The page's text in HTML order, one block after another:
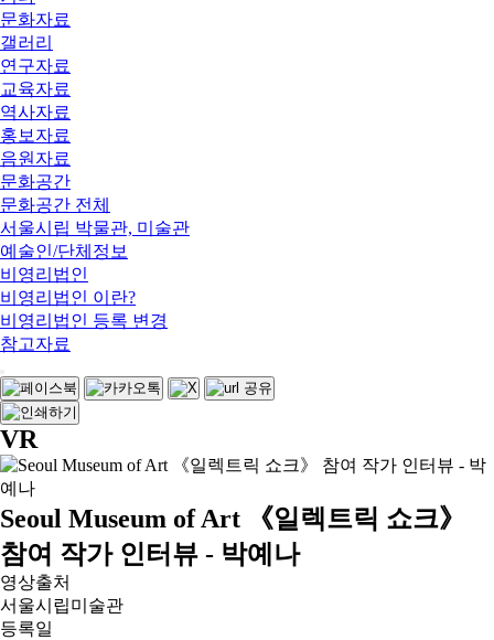
문화자료
갤러리
연구자료
교육자료
역사자료
홍보자료
음원자료
문화공간
문화공간 전체
서울시립 박물관, 미술관
예술인/단체정보
비영리법인
비영리법인 이란?
비영리법인 등록 변경
참고자료
VR
Seoul Museum of Art 《일렉트릭 쇼크》
참여 작가 인터뷰 - 박예나
영상출처
서울시립미술관
등록일